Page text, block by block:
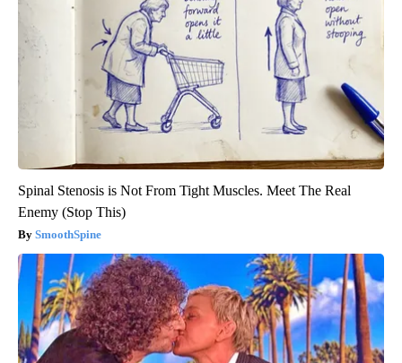
Spinal Stenosis is Not From Tight Muscles. Meet The Real
Enemy (Stop This)
SmoothSpine